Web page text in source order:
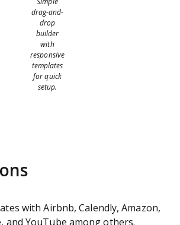
drag-and-
drop
builder
with
responsive
templates
for quick
setup.
with Airbnb, Calendly, Amazon,
and YouTube among others.